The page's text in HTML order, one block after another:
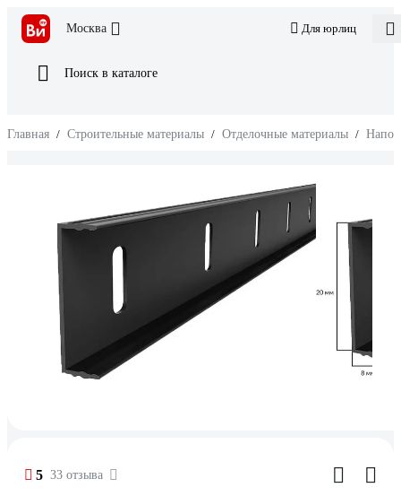
Москва Для юрлиц
Поиск в каталоге
Главная / Строительные материалы / Отделочные материалы /
5 33 отзыва